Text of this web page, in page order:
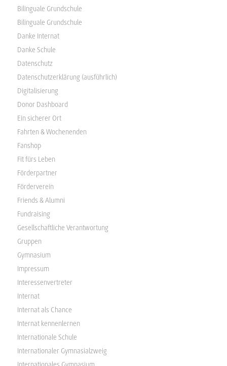
Bilinguale Grundschule
Bilinguale Grundschule
Danke Internat
Danke Schule
Datenschutz
Datenschutzerklärung (ausführlich)
Digitalisierung
Donor Dashboard
Ein sicherer Ort
Fahrten & Wochenenden
Fanshop
Fit fürs Leben
Förderpartner
Förderverein
Friends & Alumni
Fundraising
Gesellschaftliche Verantwortung
Gruppen
Gymnasium
Impressum
Interessenvertreter
Internat
Internat als Chance
Internat kennenlernen
Internationale Schule
Internationaler Gymnasialzweig
Internationales Gymnasium